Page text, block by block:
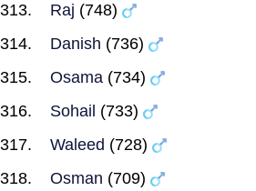
Raj (748)
Danish (736)
Osama (734)
Sohail (733)
Waleed (728)
Osman (709)